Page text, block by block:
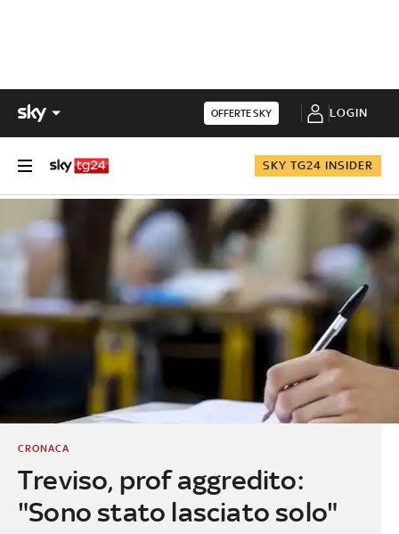
OFFERTE SKY LOGIN
SKY TG24 INSIDER
Treviso, prof aggredito:
"Sono stato lasciato solo"
CRONACA